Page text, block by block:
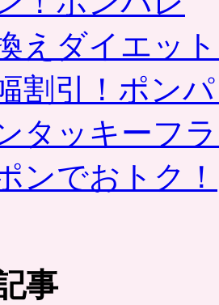
えダイエッ
割引！ポン
ンタッキーフ
ンでおトク！
事